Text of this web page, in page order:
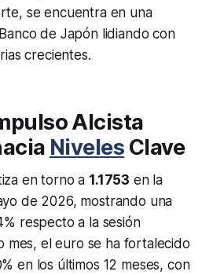
se encuentra en una
de Japón lidiando con
crecientes.
Alcista
Niveles Clave
en torno a 1.1753 en la
de 2026, mostrando una
respecto a la sesión
mes, el euro se ha fortalecido
en los últimos 12 meses, con